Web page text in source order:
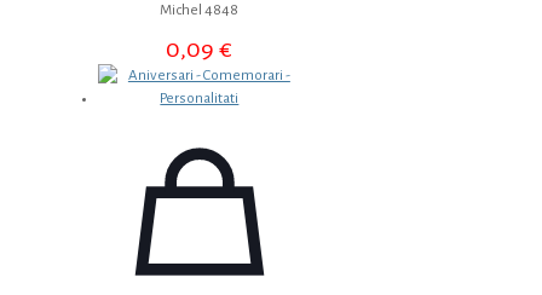
Michel 4848
0,09€